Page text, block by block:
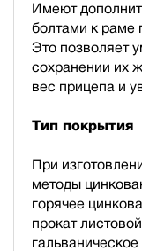
Имеют
болтами к раме
Это позволяет
сохранении их
вес прицепа и
Тип покрытия
При
методы
горячее
прокат